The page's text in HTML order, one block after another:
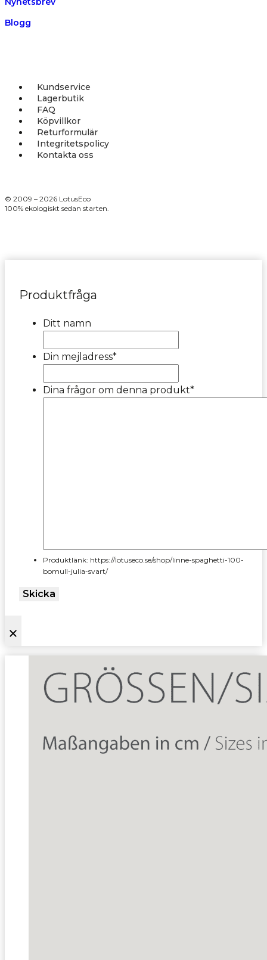
Blogg
Kundservice
Lagerbutik
FAQ
Köpvillkor
Returformulär
Integritetspolicy
Kontakta oss
© 2009 – 2026 LotusEco
100% ekologiskt sedan starten.
Produktfråga
Ditt namn
Din mejladress*
Dina frågor om denna produkt*
Produktlänk: https://lotuseco.se/shop/linne-spaghetti-100-
bomull-julia-svart/
Skicka